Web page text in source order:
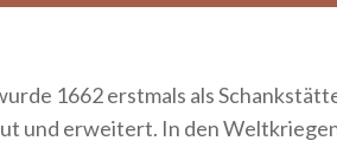
1662 erstmals als
und erweitert. In den